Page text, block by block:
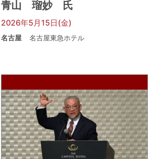
青山 瑠妙 氏
2026年5月15日(金)
名古屋 名古屋東急ホテル